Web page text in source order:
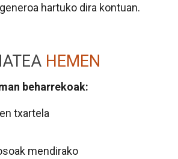
hartuko dira kontuan.
HEMEN
beharrekoak:
txartela
mendirako